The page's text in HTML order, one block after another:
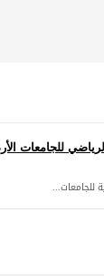
للجامعات
للجامعات...